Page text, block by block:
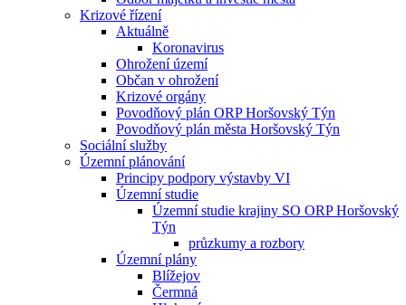
Krizové řízení
Aktuálně
Koronavirus
Ohrožení území
Občan v ohrožení
Krizové orgány
Povodňový plán ORP Horšovský Týn
Povodňový plán města Horšovský Týn
Sociální služby
Územní plánování
Principy podpory výstavby VI
Územní studie
Územní studie krajiny SO ORP Horšovský
Týn
průzkumy a rozbory
Územní plány
Blížejov
Čermná